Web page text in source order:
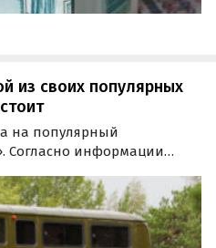
из своих популярных
на популярный
Согласно информации
одной из моделей СГР
или 1,1%.